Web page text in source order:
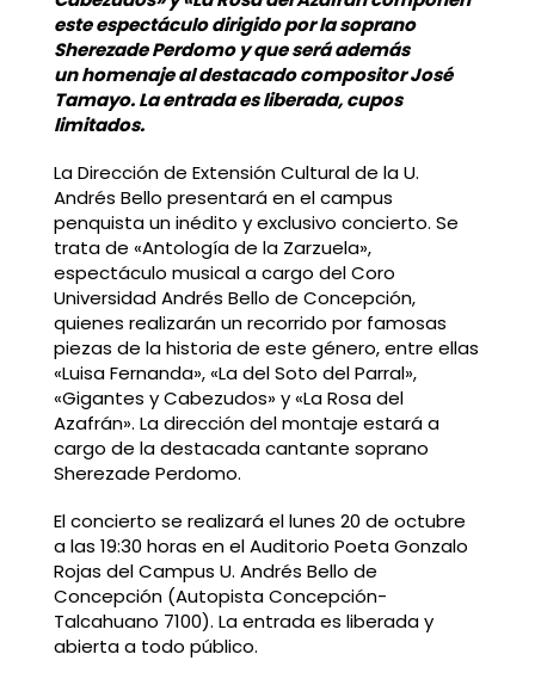
este espectáculo dirigido por la soprano
Sherezade Perdomo y que será además
un homenaje al destacado compositor José
Tamayo. La entrada es liberada, cupos
limitados.
La Dirección de Extensión Cultural de la U.
Andrés Bello presentará en el campus
penquista un inédito y exclusivo concierto. Se
trata de «Antología de la Zarzuela»,
espectáculo musical a cargo del Coro
Universidad Andrés Bello de Concepción,
quienes realizarán un recorrido por famosas
piezas de la historia de este género, entre ellas
«Luisa Fernanda», «La del Soto del Parral»,
«Gigantes y Cabezudos» y «La Rosa del
Azafrán». La dirección del montaje estará a
cargo de la destacada cantante soprano
Sherezade Perdomo.
El concierto se realizará el lunes 20 de octubre
a las 19:30 horas en el Auditorio Poeta Gonzalo
Rojas del Campus U. Andrés Bello de
Concepción (Autopista Concepción-
Talcahuano 7100). La entrada es liberada y
abierta a todo público.